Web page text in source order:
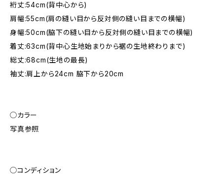
裄丈:54cm(背中心から)
肩幅:55cm(肩の縫い目から反対側の縫い目までの横幅)
身幅:50cm(脇下の縫い目から反対側の縫い目までの横幅)
着丈:63cm(背中心生地始まりから裾の生地終わりまで)
総丈:68cm(生地の最長)
袖丈:肩上から24cm 脇下から20cm
◯カラー
写真参照
◯コンディション